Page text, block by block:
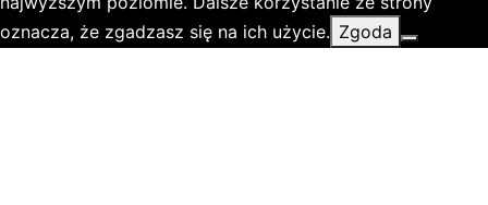
oznacza, że zgadzasz się na ich użycie. Zgoda